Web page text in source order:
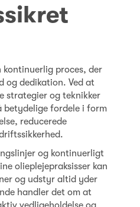
kontinuerlig proces, der
og dedikation. Ved at
strategier og teknikker
betydelige fordele i form
reducerede
og kontinuerligt
olieplejepraksisser kan
og udstyr altid yder
handler det om at